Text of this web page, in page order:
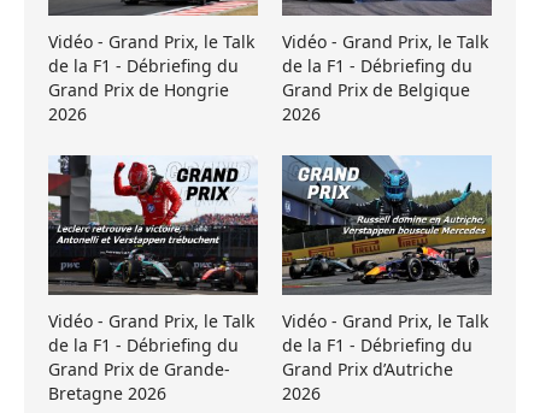
Vidéo - Grand Prix, le Talk
de la F1 - Débriefing du
Grand Prix de Hongrie
2026
Vidéo - Grand Prix, le Talk
de la F1 - Débriefing du
Grand Prix de Belgique
2026
Vidéo - Grand Prix, le Talk
de la F1 - Débriefing du
Grand Prix de Grande-
Bretagne 2026
Vidéo - Grand Prix, le Talk
de la F1 - Débriefing du
Grand Prix d’Autriche
2026